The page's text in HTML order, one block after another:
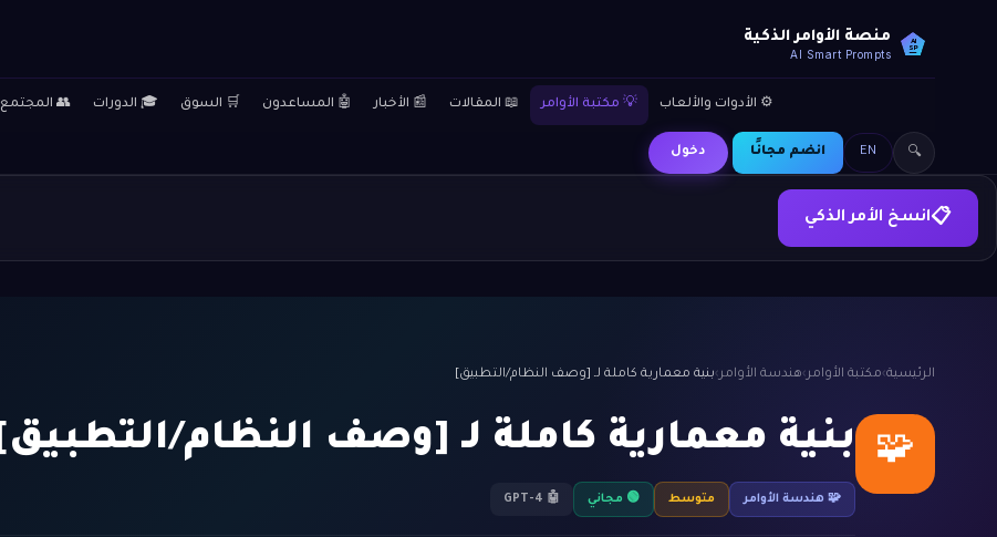
AI
SP
منصة الأوامر الذكية
AI Smart Prompts
⚙️ الأدوات والألعاب 💡 مكتبة الأوامر 📖 المقالات 📰 الأخبار 🤖 المساعدون 🛒 السوق 🎓 الدورات 👥 المجتمع
🔍
EN انضم مجانًا دخول
📋انسخ الأمر الذكي
الرئيسية›مكتبة الأوامر›هندسة الأوامر›بنية معمارية كاملة لـ [وصف النظام/التطبيق]
🧩 بنية معمارية كاملة لـ [وصف النظام/التطبيق]
🧩 هندسة الأوامر متوسط 🟢 مجاني 🤖 GPT-4